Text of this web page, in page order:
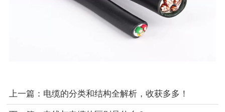
上一篇： 电缆的分类和结构全解析，收获多多！